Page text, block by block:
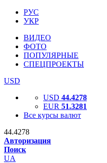
РУС
УКР
ВИДЕО
ФОТО
ПОПУЛЯРНЫЕ
СПЕЦПРОЕКТЫ
USD
USD 44.4278
EUR 51.3281
Все курсы валют
44.4278
Авторизация
Поиск
UA